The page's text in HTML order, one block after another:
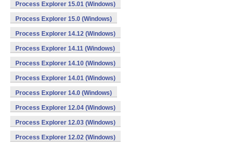
Process Explorer 15.01 (Windows)
Process Explorer 15.0 (Windows)
Process Explorer 14.12 (Windows)
Process Explorer 14.11 (Windows)
Process Explorer 14.10 (Windows)
Process Explorer 14.01 (Windows)
Process Explorer 14.0 (Windows)
Process Explorer 12.04 (Windows)
Process Explorer 12.03 (Windows)
Process Explorer 12.02 (Windows)